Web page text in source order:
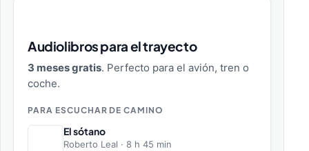
Audiolibros para el trayecto
3 meses gratis. Perfecto para el avión, tren o
coche.
PARA ESCUCHAR DE CAMINO
El sótano
Roberto Leal · 8 h 45 min